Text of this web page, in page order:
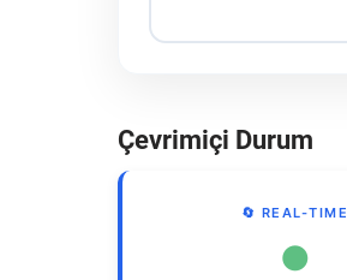
Çevrimiçi Durum
🔄 REAL-TIME
●